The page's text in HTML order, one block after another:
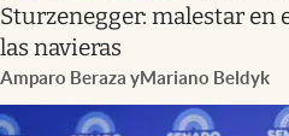
Sturzenegger: malestar en
las navieras
Amparo Beraza yMariano Beldyk